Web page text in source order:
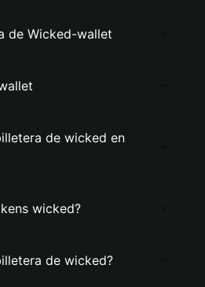
de Wicked-wallet
de wicked en
wicked?
de wicked?